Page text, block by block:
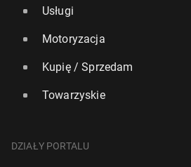
Usługi
Motoryzacja
Kupię / Sprzedam
Towarzyskie
DZIAŁY PORTALU